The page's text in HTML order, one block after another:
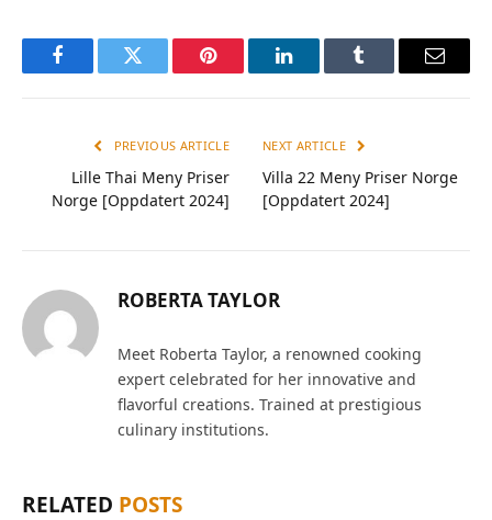
FacebookTwitter Pinterest LinkedInTumblr Email
PREVIOUS ARTICLE
Lille Thai Meny Priser
Norge [Oppdatert 2024]
NEXT ARTICLE
Villa 22 Meny Priser Norge
[Oppdatert 2024]
ROBERTA TAYLOR
Meet Roberta Taylor, a renowned cooking
expert celebrated for her innovative and
flavorful creations. Trained at prestigious
culinary institutions.
RELATED POSTS